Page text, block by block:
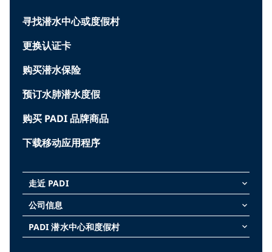
寻找潜水中心或度假村
更换认证卡
购买潜水保险
预订水肺潜水度假
购买 PADI 品牌商品
下载移动应用程序
走近 PADI keyboard_arrow_down
公司信息 keyboard_arrow_down
PADI 潜水中心和度假村 keyboard_arrow_down